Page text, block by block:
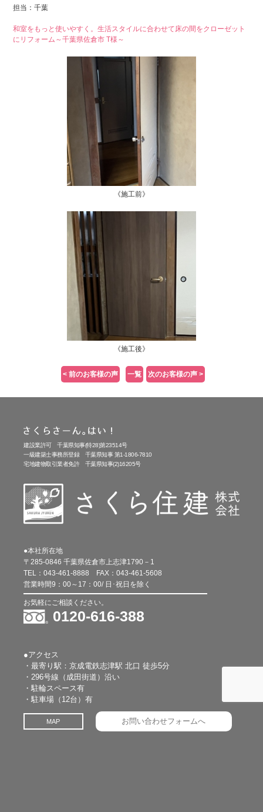
担当：千葉
和室をもっと使いやすく。生活スタイルに合わせて床の間をクローゼット
にリフォーム～千葉県佐倉市 T様～
《施工前》
《施工後》
< 前のお客様の声 一覧 次のお客様の声 >
建設業許可 千葉県知事(特28)第23514号
一級建築士事務所登録 千葉県知事 第1-1806-7810
宅地建物取引業者免許 千葉県知事(2)16205号
●本社所在地
〒285-0846 千葉県佐倉市上志津1790－1
TEL： 043-461-8888 FAX： 043-461-5608
営業時間9：00～17：00/ 日･祝日を除く
お気軽にご相談ください。
0120-616-388
●アクセス
・最寄り駅：京成電鉄志津駅 北口 徒歩5分
・296号線（成田街道）沿い
・駐輪スペース有
・駐車場（12台）有
MAP お問い合わせフォームへ